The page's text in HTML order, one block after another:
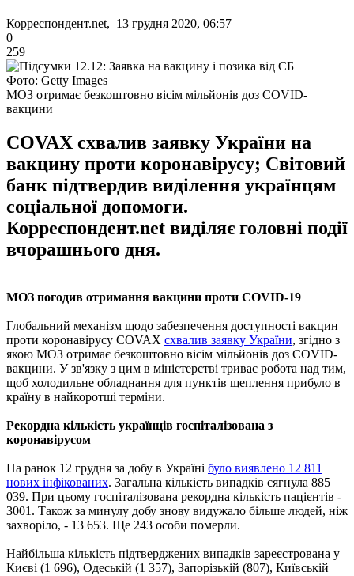
Корреспондент.net, 13 грудня 2020, 06:57
0
259
Фото: Getty Images
МОЗ отримає безкоштовно вісім мільйонів доз COVID-
вакцини
COVAX схвалив заявку України на
вакцину проти коронавірусу; Світовий
банк підтвердив виділення українцям
соціальної допомоги.
Корреспондент.net виділяє головні події
вчорашнього дня.
МОЗ погодив отримання вакцини проти COVID-19
Глобальний механізм щодо забезпечення доступності вакцин
проти коронавірусу COVAX схвалив заявку України, згідно з
якою МОЗ отримає безкоштовно вісім мільйонів доз COVID-
вакцини. У зв'язку з цим в міністерстві триває робота над тим,
щоб холодильне обладнання для пунктів щеплення прибуло в
країну в найкоротші терміни.
Рекордна кількість українців госпіталізована з
коронавірусом
На ранок 12 грудня за добу в Україні було виявлено 12 811
нових інфікованих. Загальна кількість випадків сягнула 885
039. При цьому госпіталізована рекордна кількість пацієнтів -
3001. Також за минулу добу знову видужало більше людей, ніж
захворіло, - 13 653. Ще 243 особи померли.
Найбільша кількість підтверджених випадків зареєстрована у
Києві (1 696), Одеській (1 357), Запорізькій (807), Київській